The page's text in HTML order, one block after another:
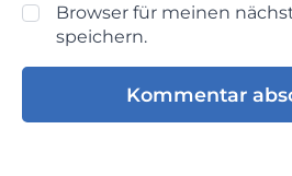
Browser für meinen
speichern.